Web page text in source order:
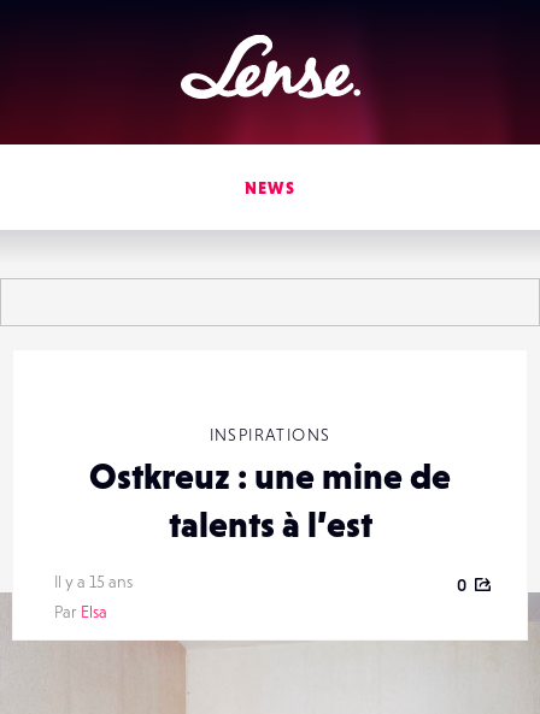
Lense
NEWS
INSPIRATIONS
Ostkreuz : une mine de
talents à l’est
Il y a 15 ans
Par Elsa
0